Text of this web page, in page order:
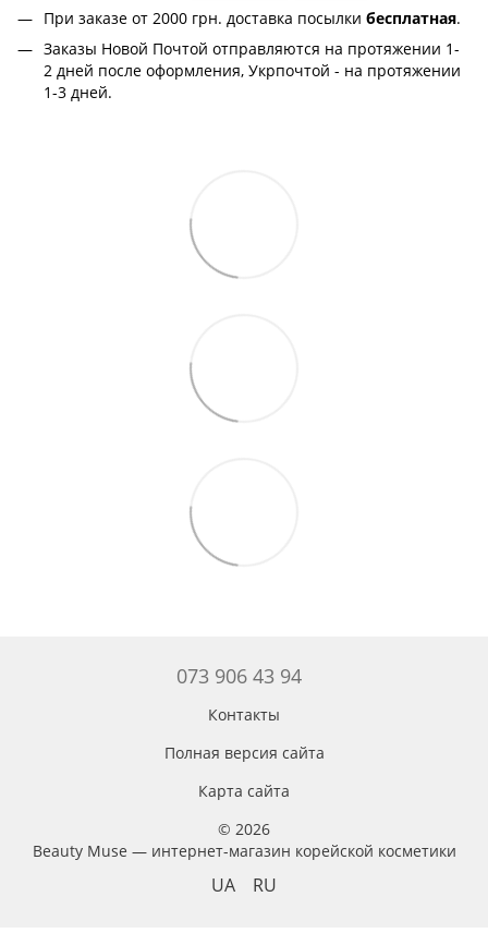
При заказе от 2000 грн. доставка посылки бесплатная.
Заказы Новой Почтой отправляются на протяжении 1-
2 дней после оформления, Укрпочтой - на протяжении
1-3 дней.
073 906 43 94
Контакты
Полная версия сайта
Карта сайта
© 2026
Beauty Muse — интернет-магазин корейской косметики
UA RU